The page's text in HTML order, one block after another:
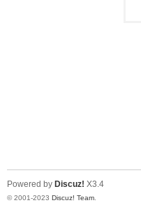
Powered by Discuz! X3.4
© 2001-2023 Discuz! Team